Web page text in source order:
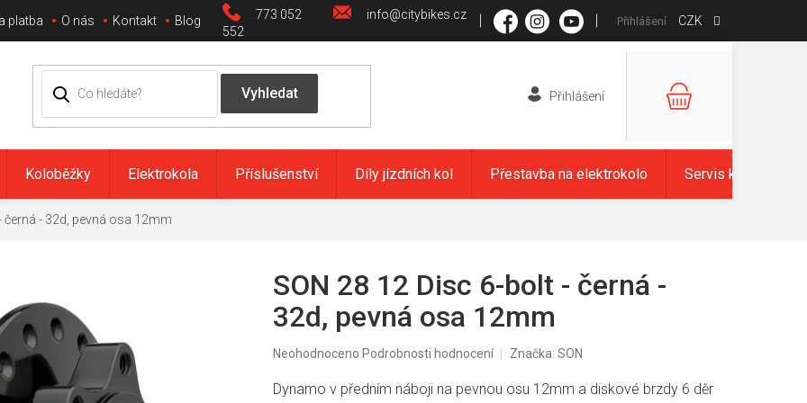
773 052
552
info@citybikes.cz
platba O nás Kontakt Blog CZK
Přihlášení
NÁKUPNÍ
Koloběžky Elektrokola Příslušenství Díly jízdních kol Přestavba na elektrokolo Servis kol
černá - 32d, pevná osa 12mm
Dynamo v předním náboji na pevnou osu 12mm a diskové brzdy 6 děr
SON 28 12 Disc 6-bolt - černá -
32d, pevná osa 12mm
Průměrné
produktu
je
Neohodnoceno Podrobnosti hodnocení Značka: SON